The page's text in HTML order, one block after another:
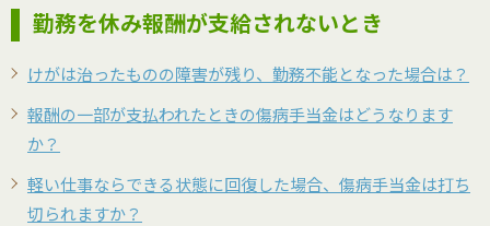
勤務を休み報酬が支給されないとき
けがは治ったものの障害が残り、勤務不能となった場合は？
報酬の一部が支払われたときの傷病手当金はどうなります
か？
軽い仕事ならできる状態に回復した場合、傷病手当金は打ち
切られますか？